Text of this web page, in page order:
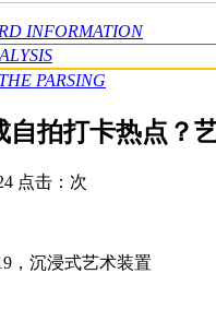
INFORMATION
PARSING
自拍打卡热点？
点击： 次
，沉浸式艺术装置